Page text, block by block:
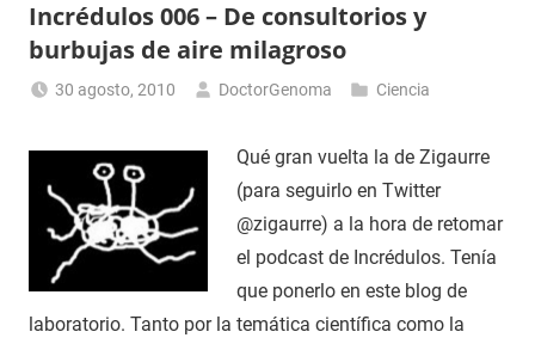
un
Laboratorio
de
Incrédulos 006 – De consultorios y
burbujas de aire milagroso
30 agosto, 2010 DoctorGenoma Ciencia
Qué gran vuelta la de Zigaurre
(para seguirlo en Twitter
@zigaurre) a la hora de retomar
el podcast de Incrédulos. Tenía
que ponerlo en este blog de
laboratorio. Tanto por la temática científica como la